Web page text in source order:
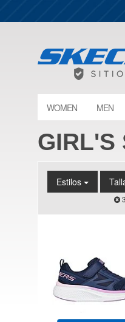
WOMEN MEN
GIRL'S
Estilos